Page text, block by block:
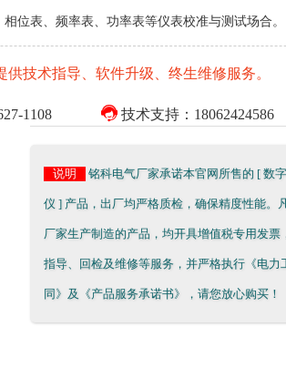
位表、频率表、功率表等仪表校准与测试场合。
技术指导、软件升级、终生维修服务。
1108  技术支持：18062424586
说明 铭科电气厂家承诺本官网所售的 [ 数
仪 ] 产品，出厂均严格质检，确保精度性能。
厂家生产制造的产品，均开具增值税专用发票
指导、回检及维修等服务，并严格执行《电力
同》及《产品服务承诺书》，请您放心购买！